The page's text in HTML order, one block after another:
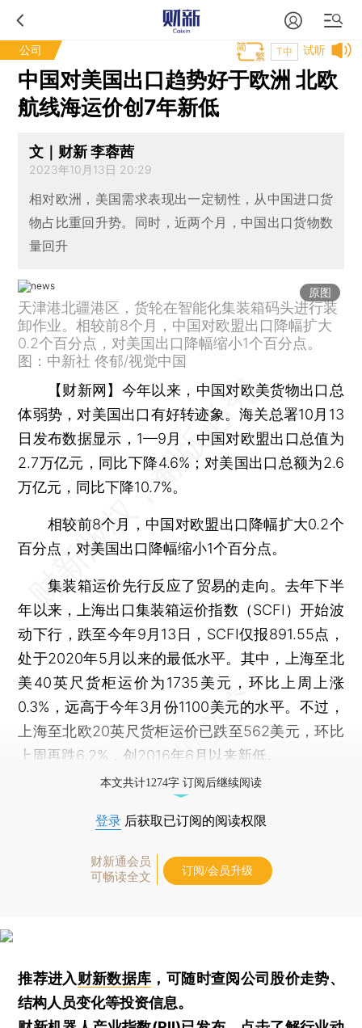
公司 试听
T中
中国对美国出口趋势好于欧洲 北欧
航线海运价创7年新低
文｜财新 李蓉茜
2023年10月13日 20:29
相对欧洲，美国需求表现出一定韧性，从中国进口货
物占比重回升势。同时，近两个月，中国出口货物数
量回升
原图
天津港北疆港区，货轮在智能化集装箱码头进行装
卸作业。相较前8个月，中国对欧盟出口降幅扩大
0.2个百分点，对美国出口降幅缩小1个百分点。
图：中新社 佟郁/视觉中国
【财新网】 今年以来，中国对欧美货物出口总
体弱势，对美国出口有好转迹象。海关总署10月13
日发布数据显示，1—9月，中国对欧盟出口总值为
2.7万亿元，同比下降4.6%；对美国出口总额为2.6
万亿元，同比下降10.7%。
相较前8个月，中国对欧盟出口降幅扩大0.2个
百分点，对美国出口降幅缩小1个百分点。
集装箱运价先行反应了贸易的走向。去年下半
年以来，上海出口集装箱运价指数（SCFI）开始波
动下行，跌至今年9月13日，SCFI仅报891.55点，
处于2020年5月以来的最低水平。其中，上海至北
美40英尺货柜运价为1735美元，环比上周上涨
0.3%，远高于今年3月份1100美元的水平。不过，
上海至北欧20英尺货柜运价已跌至562美元，环比
上周再跌6.2%，创2016年6月以来新低。
本文共计1274字 订阅后继续阅读
登录 后获取已订阅的阅读权限
财新通会员
可畅读全文
订阅/会员升级
推荐进入财新数据库 ，可随时查阅公司股价走势、
结构人员变化等投资信息。